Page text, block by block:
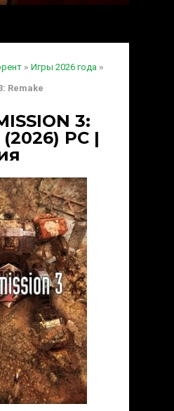
» Игры 2026 года »
Remake
3:
PC |